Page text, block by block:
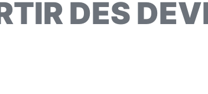
DES